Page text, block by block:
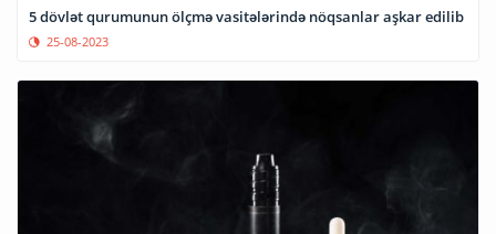
5 dövlət qurumunun ölçmə vasitələrində nöqsanlar aşkar edilib
25-08-2023